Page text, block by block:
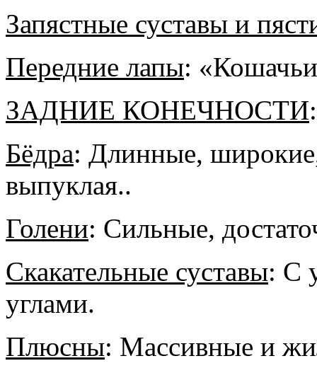
Запястные суставы и
Передние лапы:
ЗАДНИЕ КОНЕЧНОСТИ:
Бёдра: Длинные,
выпуклая..
Голени: Сильные,
Скакательные суставы: С
углами.
Плюсны: Массивные и